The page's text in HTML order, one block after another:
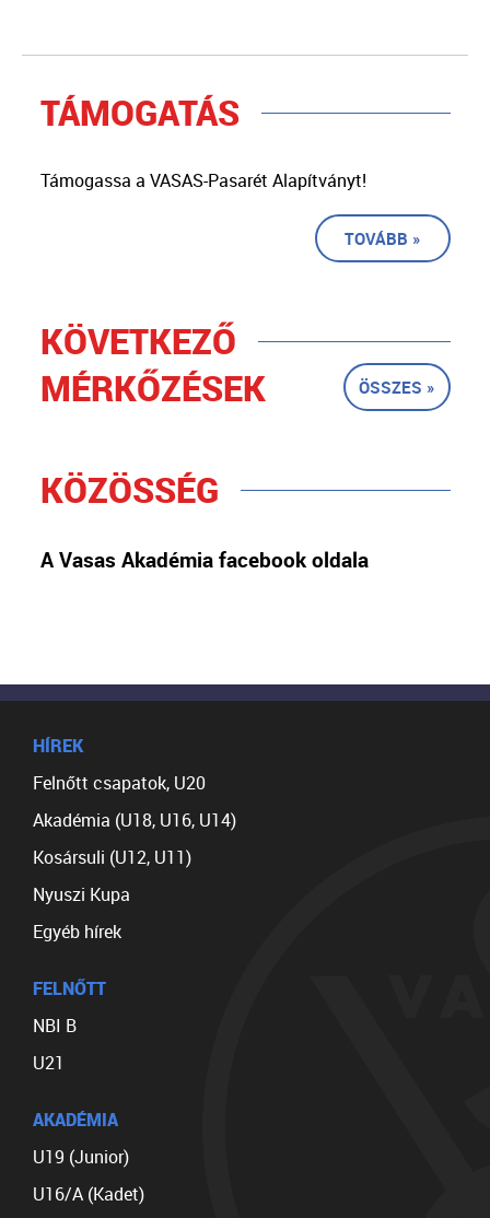
TÁMOGATÁS
Támogassa a VASAS-Pasarét Alapítványt!
TOVÁBB »
KÖVETKEZŐ
MÉRKŐZÉSEK
ÖSSZES »
KÖZÖSSÉG
A Vasas Akadémia facebook oldala
HÍREK
Felnőtt csapatok, U20
Akadémia (U18, U16, U14)
Kosársuli (U12, U11)
Nyuszi Kupa
Egyéb hírek
FELNŐTT
NBI B
U21
AKADÉMIA
U19 (Junior)
U16/A (Kadet)